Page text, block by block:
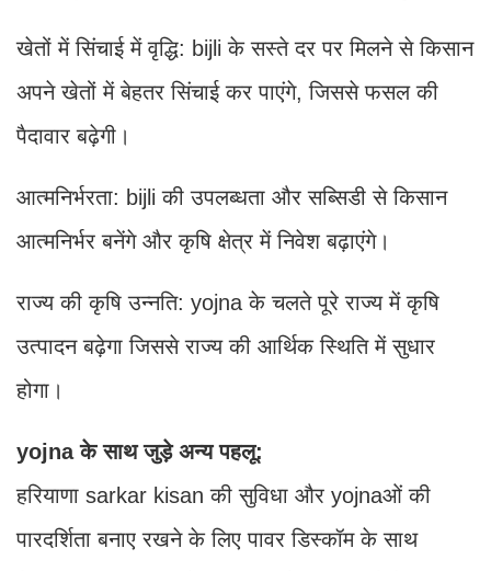
खेतों में सिंचाई में वृद्धि: bijli के सस्ते दर पर मिलने से किसान
अपने खेतों में बेहतर सिंचाई कर पाएंगे, जिससे फसल की
पैदावार बढ़ेगी।
आत्मनिर्भरता: bijli की उपलब्धता और सब्सिडी से किसान
आत्मनिर्भर बनेंगे और कृषि क्षेत्र में निवेश बढ़ाएंगे।
राज्य की कृषि उन्नति: yojna के चलते पूरे राज्य में कृषि
उत्पादन बढ़ेगा जिससे राज्य की आर्थिक स्थिति में सुधार
होगा।
yojna के साथ जुड़े अन्य पहलू:
हरियाणा sarkar kisan की सुविधा और yojnaओं की
पारदर्शिता बनाए रखने के लिए पावर डिस्कॉम के साथ